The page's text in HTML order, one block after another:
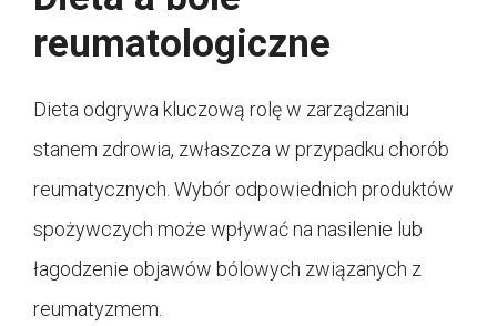
reumatologiczne
Dieta odgrywa kluczową rolę w zarządzaniu
stanem zdrowia, zwłaszcza w przypadku chorób
reumatycznych. Wybór odpowiednich produktów
spożywczych może wpływać na nasilenie lub
łagodzenie objawów bólowych związanych z
reumatyzmem.